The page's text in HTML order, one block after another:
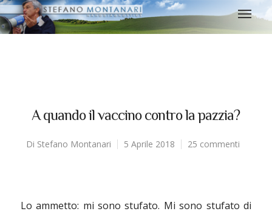
A quando il vaccino contro la pazzia?
Di Stefano Montanari 5 Aprile 2018 25 commenti
Lo ammetto: mi sono stufato. Mi sono stufato di